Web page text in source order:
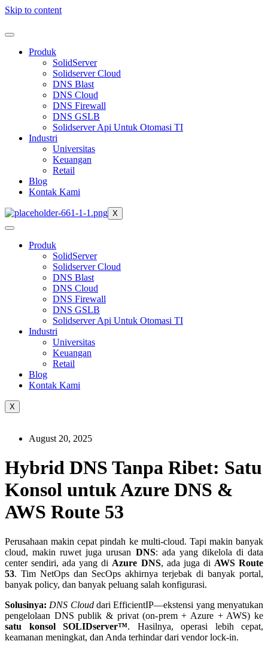
Skip to content
Produk
SolidServer
Solidserver Cloud
DNS Blast
DNS Cloud
DNS Firewall
DNS GSLB
Solidserver Api Untuk Otomasi TI
Industri
Universitas
Keuangan
Retail
Blog
Kontak Kami
X
Produk
SolidServer
Solidserver Cloud
DNS Blast
DNS Cloud
DNS Firewall
DNS GSLB
Solidserver Api Untuk Otomasi TI
Industri
Universitas
Keuangan
Retail
Blog
Kontak Kami
X
August 20, 2025
Hybrid DNS Tanpa Ribet: Satu
Konsol untuk Azure DNS &
AWS Route 53
Perusahaan makin cepat pindah ke multi-cloud. Tapi makin banyak
cloud, makin ruwet juga urusan DNS: ada yang dikelola di data
center sendiri, ada yang di Azure DNS, ada juga di AWS Route
53. Tim NetOps dan SecOps akhirnya terjebak di banyak portal,
banyak policy, dan banyak peluang salah konfigurasi.
Solusinya: DNS Clouddari EfficientIP—ekstensi yang menyatukan
pengelolaan DNS publik & privat (on-prem + Azure + AWS) ke
satu konsol SOLIDserver™. Hasilnya, operasi lebih cepat,
keamanan meningkat, dan Anda terhindar dari vendor lock-in.